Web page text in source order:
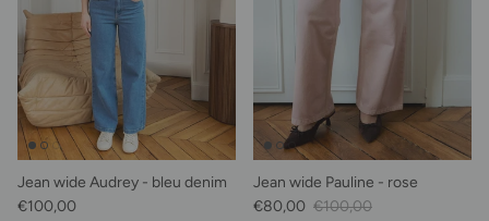
Jean wide Audrey - bleu denim
Prix habituel
€100,00
Jean wide Pauline - rose
Prix soldé
€80,00 Prix habituel
€100,00